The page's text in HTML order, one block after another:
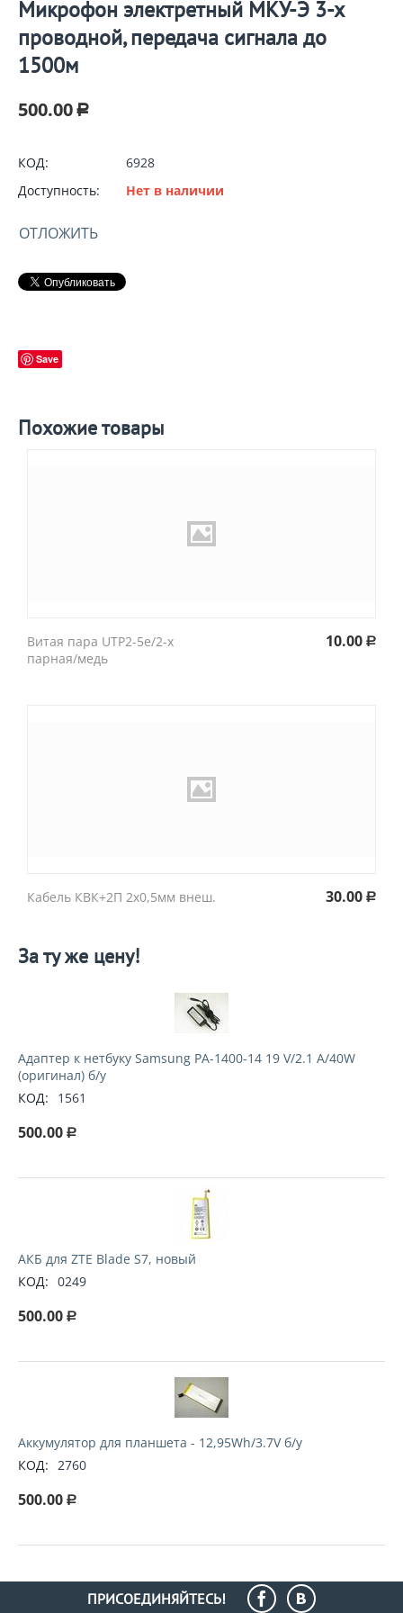
Микрофон электретный МКУ-Э 3-х
проводной, передача сигнала до
1500м
500.00 Р
КОД:
6928
Доступность:
Нет в наличии
ОТЛОЖИТЬ
Save
Похожие товары
Витая пара UTP2-5e/2-х
парная/медь
10.00 Р
Кабель КВК+2П 2х0,5мм внеш. 30.00 Р
За ту же цену!
Адаптер к нетбуку Samsung PA-1400-14 19 V/2.1 A/40W
(оригинал) б/у
КОД:
1561
500.00 Р
АКБ для ZTE Blade S7, новый
КОД: 0249
500.00 Р
Аккумулятор для планшета - 12,95Wh/3.7V б/у
КОД: 2760
500.00 Р
ПРИСОЕДИНЯЙТЕСЬ!